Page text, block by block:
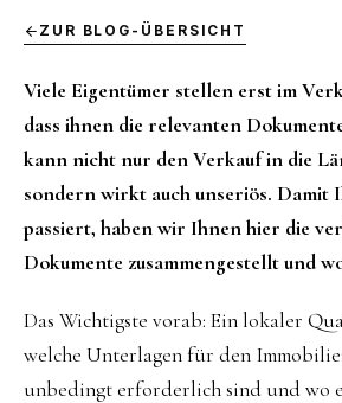
ZUR BLOG-ÜBERSICHT
Viele Eigentümer stellen erst im
dass ihnen die relevanten
kann nicht nur den Verkauf in die
sondern wirkt auch unseriös. Damit
passiert, haben wir Ihnen hier die
Dokumente zusammengestellt und
Das Wichtigste vorab: Ein lokaler
welche Unterlagen für den
unbedingt erforderlich sind und wo